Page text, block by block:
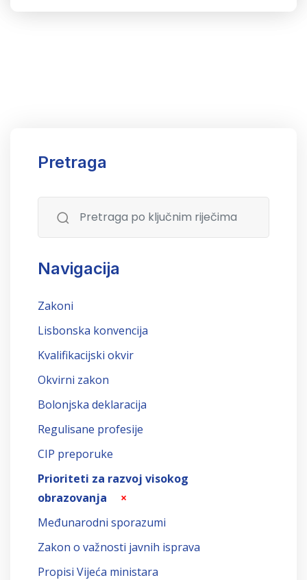
Pretraga
Navigacija
Zakoni
Lisbonska konvencija
Kvalifikacijski okvir
Okvirni zakon
Bolonjska deklaracija
Regulisane profesije
CIP preporuke
Prioriteti za razvoj visokog
obrazovanja
×
Međunarodni sporazumi
Zakon o važnosti javnih isprava
Propisi Vijeća ministara